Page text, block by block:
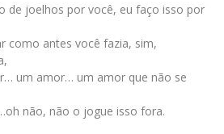
de joelhos por você, eu faço isso por
como antes você fazia, sim,
um amor… um amor que não se
não, não o jogue isso fora.